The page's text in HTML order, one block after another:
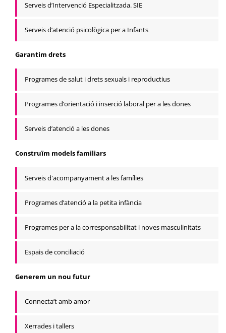
Serveis d’Intervenció Especialitzada. SIE
Serveis d’atenció psicològica per a Infants
Garantim drets
Programes de salut i drets sexuals i reproductius
Programes d’orientació i inserció laboral per a les dones
Serveis d’atenció a les dones
Construïm models familiars
Serveis d'acompanyament a les famílies
Programes d’atenció a la petita infància
Programes per a la corresponsabilitat i noves masculinitats
Espais de conciliació
Generem un nou futur
Connecta’t amb amor
Xerrades i tallers